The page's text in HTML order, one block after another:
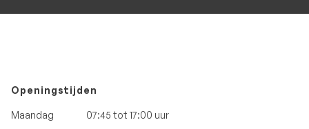
Openingstijden
Maandag 07:45 tot 17:00 uur